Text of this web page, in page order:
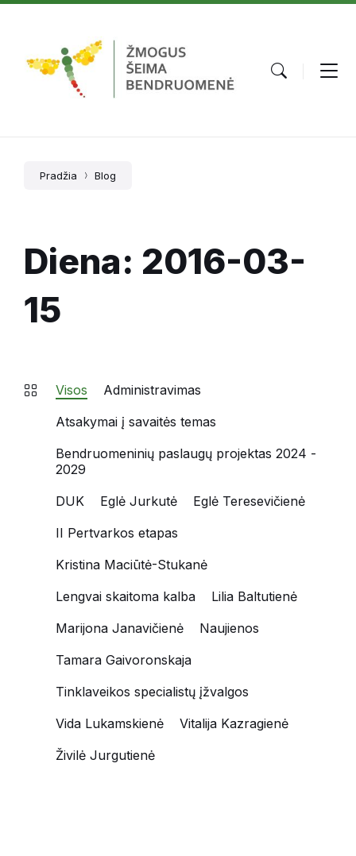
Skip
Skip
Skip
Pradžia Blog
Diena: 2016-03-
15
Visos
Administravimas
Atsakymai į savaitės temas
Bendruomeninių paslaugų projektas 2024 -
2029
DUK
Eglė Jurkutė
Eglė Teresevičienė
II Pertvarkos etapas
Kristina Maciūtė-Stukanė
Lengvai skaitoma kalba
Lilia Baltutienė
Marijona Janavičienė
Naujienos
Tamara Gaivoronskaja
Tinklaveikos specialistų įžvalgos
Vida Lukamskienė
Vitalija Kazragienė
Živilė Jurgutienė